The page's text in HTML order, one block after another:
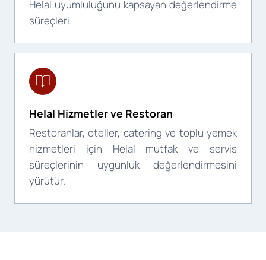
Helal uyumluluğunu kapsayan değerlendirme
süreçleri.
Helal Hizmetler ve Restoran
Restoranlar, oteller, catering ve toplu yemek
hizmetleri için Helal mutfak ve servis
süreçlerinin uygunluk değerlendirmesini
yürütür.